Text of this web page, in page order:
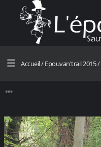
Accueil/Epouvan'trail 2015/